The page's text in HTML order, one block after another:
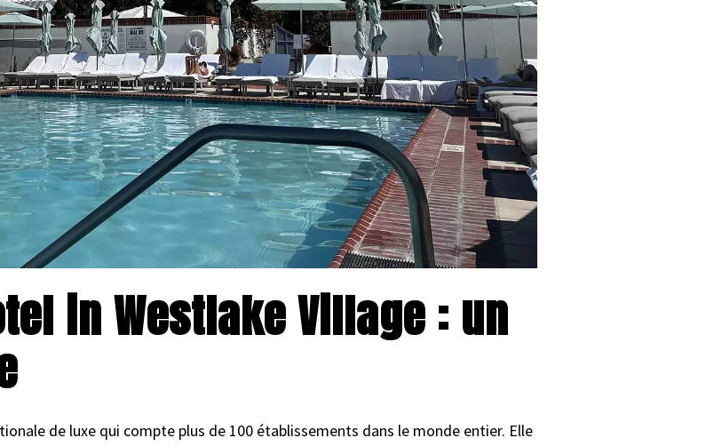
in Westlake Village : un
de luxe qui compte plus de 100 établissements dans le monde entier. Elle